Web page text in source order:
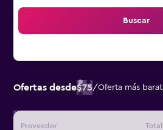
Buscar
Ofertas desde$75/Oferta más
Proveedor